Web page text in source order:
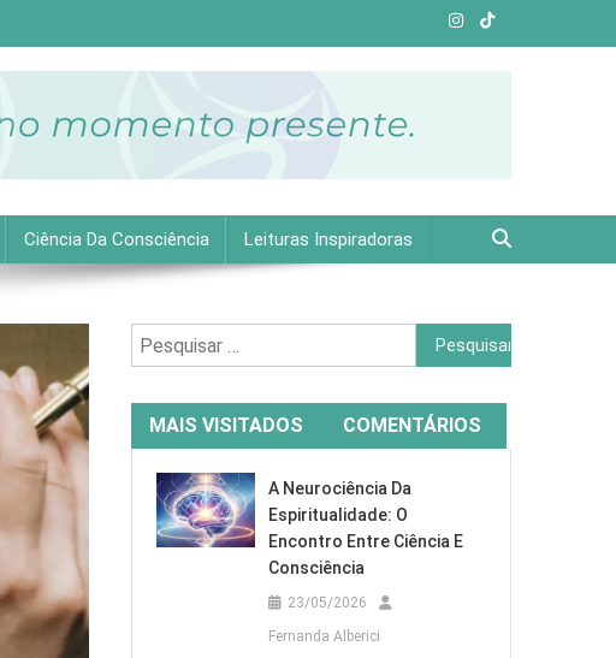
e plena.
Ciência Da Consciência Leituras Inspiradoras
Pesquisar
por:
MAIS VISITADOS COMENTÁRIOS
A Neurociência Da
Espiritualidade: O
Encontro Entre Ciência E
Consciência
23/05/2026
Fernanda Alberici